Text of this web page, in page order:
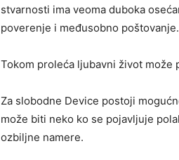
stvarnosti ima veoma duboka
poverenje i međusobno poštovanje.
Tokom proleća ljubavni život može
Za slobodne Device postoji
može biti neko ko se pojavljuje
ozbiljne namere.